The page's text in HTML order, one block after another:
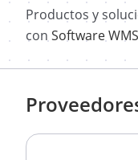
Productos y
con Software WMS